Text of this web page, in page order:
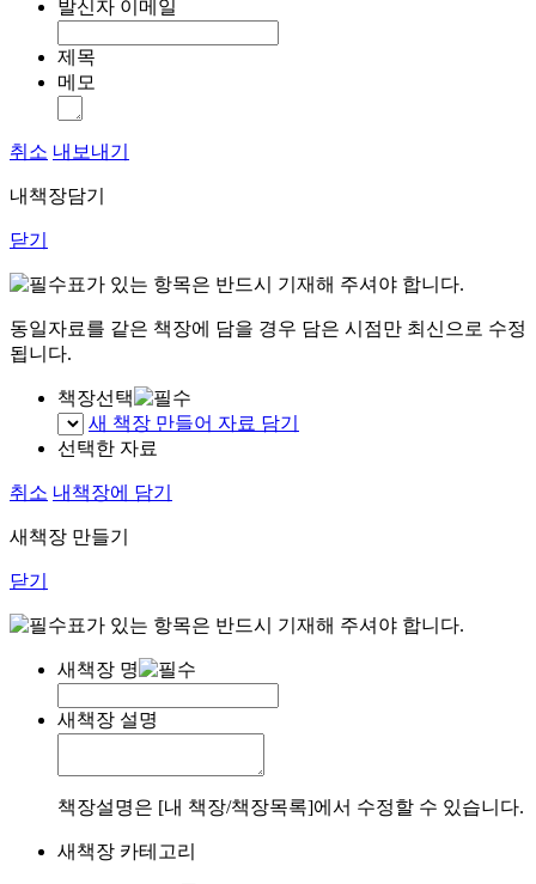
발신자 이메일
제목
메모
취소 내보내기
내책장담기
닫기
표가 있는 항목은 반드시 기재해 주셔야 합니다.
동일자료를 같은 책장에 담을 경우 담은 시점만 최신으로 수정
됩니다.
책장선택
새 책장 만들어 자료 담기
선택한 자료
취소 내책장에 담기
새책장 만들기
닫기
표가 있는 항목은 반드시 기재해 주셔야 합니다.
새책장 명
새책장 설명
책장설명은 [내 책장/책장목록]에서 수정할 수 있습니다.
새책장 카테고리